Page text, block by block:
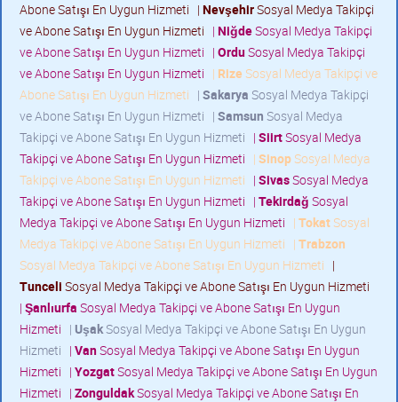
Abone Satışı En Uygun Hizmeti | NevşehirSosyal Medya Takipçi
ve Abone Satışı En Uygun Hizmeti | NiğdeSosyal Medya Takipçi
ve Abone Satışı En Uygun Hizmeti | OrduSosyal Medya Takipçi
ve Abone Satışı En Uygun Hizmeti | Rize Sosyal Medya Takipçi ve
Abone Satışı En Uygun Hizmeti | Sakarya Sosyal Medya Takipçi
ve Abone Satışı En Uygun Hizmeti | Samsun Sosyal Medya
Takipçi ve Abone Satışı En Uygun Hizmeti | SiirtSosyal Medya
Takipçi ve Abone Satışı En Uygun Hizmeti | SinopSosyal Medya
Takipçi ve Abone Satışı En Uygun Hizmeti | SivasSosyal Medya
Takipçi ve Abone Satışı En Uygun Hizmeti | Tekirdağ Sosyal
Medya Takipçi ve Abone Satışı En Uygun Hizmeti | TokatSosyal
Medya Takipçi ve Abone Satışı En Uygun Hizmeti | Trabzon
Sosyal Medya Takipçi ve Abone Satışı En Uygun Hizmeti |
Tunceli Sosyal Medya Takipçi ve Abone Satışı En Uygun Hizmeti
| Şanlıurfa Sosyal Medya Takipçi ve Abone Satışı En Uygun
Hizmeti | UşakSosyal Medya Takipçi ve Abone Satışı En Uygun
Hizmeti | VanSosyal Medya Takipçi ve Abone Satışı En Uygun
Hizmeti | YozgatSosyal Medya Takipçi ve Abone Satışı En Uygun
Hizmeti | ZonguldakSosyal Medya Takipçi ve Abone Satışı En